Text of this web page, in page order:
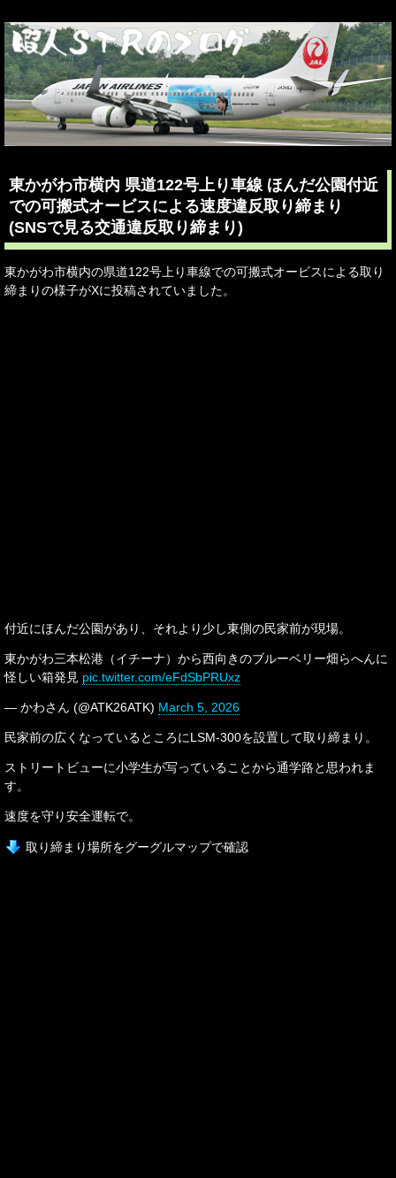
東かがわ市横内 県道122号上り車線 ほんだ公園付近
での可搬式オービスによる速度違反取り締まり
(SNSで見る交通違反取り締まり)
東かがわ市横内の県道122号上り車線での可搬式オービスによる取り
締まりの様子がXに投稿されていました。
付近にほんだ公園があり、それより少し東側の民家前が現場。
東かがわ三本松港（イチーナ）から西向きのブルーベリー畑らへんに
怪しい箱発見 pic.twitter.com/eFdSbPRUxz
— かわさん (@ATK26ATK) March 5, 2026
民家前の広くなっているところにLSM-300を設置して取り締まり。
ストリートビューに小学生が写っていることから通学路と思われま
す。
速度を守り安全運転で。
取り締まり場所をグーグルマップで確認